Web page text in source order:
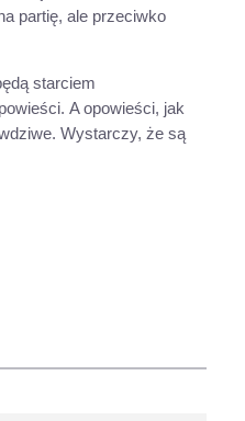
partię, ale przeciwko
starciem
A opowieści, jak
Wystarczy, że są